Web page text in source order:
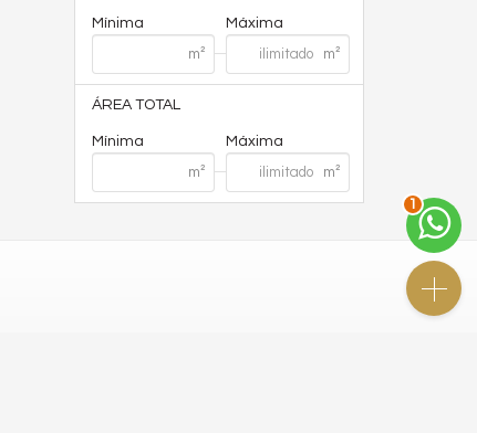
Mínima Máxima
ÁREA TOTAL
Mínima Máxima